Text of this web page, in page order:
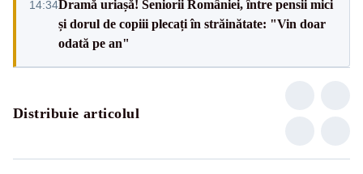
14:34Dramă uriașă! Seniorii României, între pensii mici
și dorul de copiii plecați în străinătate: "Vin doar
odată pe an"
Distribuie articolul